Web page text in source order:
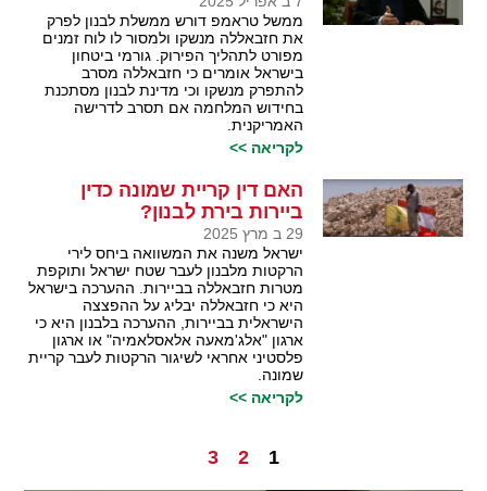
ממשל טראמפ דורש ממשלת לבנון לפרק
את חזבאללה מנשקו ולמסור לו לוח זמנים
מפורט לתהליך הפירוק. גורמי ביטחון
בישראל אומרים כי חזבאללה מסרב
להתפרק מנשקו וכי מדינת לבנון מסתכנת
בחידוש המלחמה אם תסרב לדרישה
האמריקנית.
לקריאה >>
האם דין קריית שמונה כדין
ביירות בירת לבנון?
29 ב מרץ 2025
ישראל משנה את המשוואה ביחס לירי
הרקטות מלבנון לעבר שטח ישראל ותוקפת
מטרות חזבאללה בביירות. ההערכה בישראל
היא כי חזבאללה יבליג על ההפצצה
הישראלית בביירות, ההערכה בלבנון היא כי
ארגון "אלג'מאעה אלאסלאמיה" או ארגון
פלסטיני אחראי לשיגור הרקטות לעבר קריית
שמונה.
לקריאה >>
1
2
3